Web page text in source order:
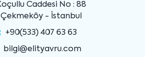
Caddesi No : 88
Çekmeköy - İstanbul
+90(533) 407 63 63
bilgi@elityavru.com